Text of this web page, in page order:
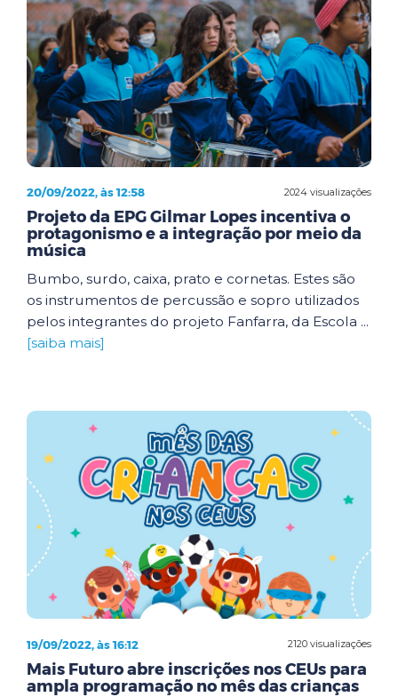
2024 visualizações
20/09/2022, às 12:58
Projeto da EPG Gilmar Lopes incentiva o
protagonismo e a integração por meio da
música
Bumbo, surdo, caixa, prato e cornetas. Estes são
os instrumentos de percussão e sopro utilizados
pelos integrantes do projeto Fanfarra, da Escola ...
[saiba mais]
2120 visualizações
19/09/2022, às 16:12
Mais Futuro abre inscrições nos CEUs para
ampla programação no mês das crianças